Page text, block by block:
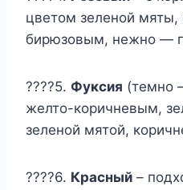
цветом зеленой
бирюзовым, нежно —
????5. Фуксия (темно
желто-коричневым,
зеленой мятой,
????6. Красный –